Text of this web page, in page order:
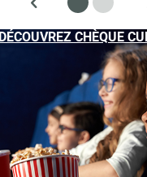
DÉCOUVREZ CHÈQUE